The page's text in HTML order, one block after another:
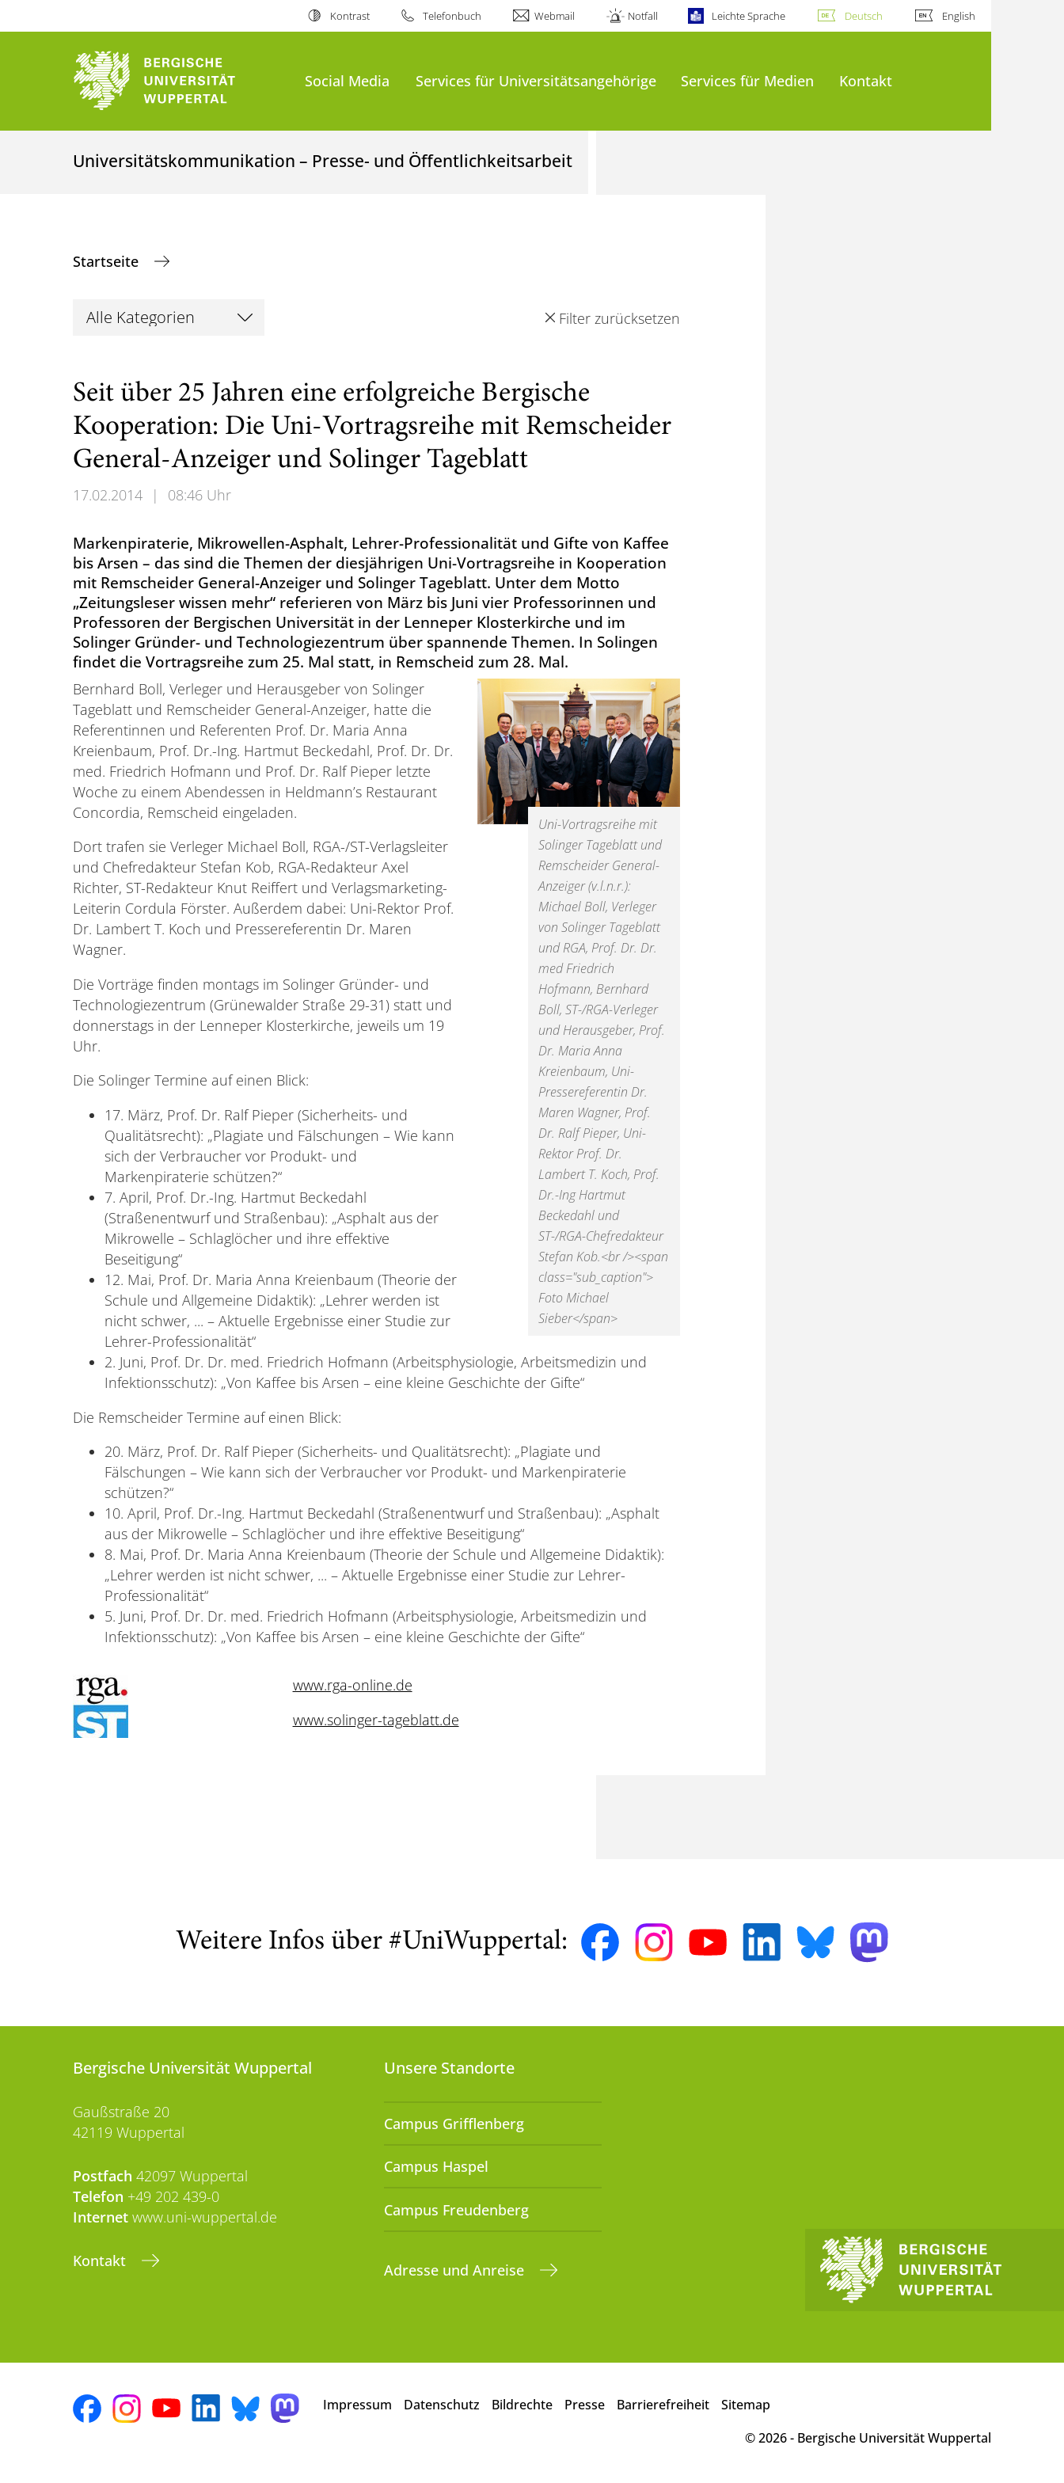
Kontrast Telefonbuch Webmail Notfall Leichte Sprache Deutsch English
Social Media Services für Universitätsangehörige Services für Medien Kontakt
Universitätskommunikation – Presse- und Öffentlichkeitsarbeit
Startseite
Filter zurücksetzen
Seit über 25 Jahren eine erfolgreiche Bergische
Kooperation: Die Uni-Vortragsreihe mit Remscheider
General-Anzeiger und Solinger Tageblatt
17.02.2014 | 08:46 Uhr
Markenpiraterie, Mikrowellen-Asphalt, Lehrer-Professionalität und Gifte von Kaffee
bis Arsen – das sind die Themen der diesjährigen Uni-Vortragsreihe in Kooperation
mit Remscheider General-Anzeiger und Solinger Tageblatt. Unter dem Motto
„Zeitungsleser wissen mehr“ referieren von März bis Juni vier Professorinnen und
Professoren der Bergischen Universität in der Lenneper Klosterkirche und im
Solinger Gründer- und Technologiezentrum über spannende Themen. In Solingen
findet die Vortragsreihe zum 25. Mal statt, in Remscheid zum 28. Mal.
Uni-Vortragsreihe mit
Solinger Tageblatt und
Remscheider General-
Anzeiger (v.l.n.r.):
Michael Boll, Verleger
von Solinger Tageblatt
und RGA, Prof. Dr. Dr.
med Friedrich
Hofmann, Bernhard
Boll, ST-/RGA-Verleger
und Herausgeber, Prof.
Dr. Maria Anna
Kreienbaum, Uni-
Pressereferentin Dr.
Maren Wagner, Prof.
Dr. Ralf Pieper, Uni-
Rektor Prof. Dr.
Lambert T. Koch, Prof.
Dr.-Ing Hartmut
Beckedahl und
ST-/RGA-Chefredakteur
Stefan Kob.<br /><span
class="sub_caption">
Foto Michael
Sieber</span>
Bernhard Boll, Verleger und Herausgeber von Solinger
Tageblatt und Remscheider General-Anzeiger, hatte die
Referentinnen und Referenten Prof. Dr. Maria Anna
Kreienbaum, Prof. Dr.-Ing. Hartmut Beckedahl, Prof. Dr. Dr.
med. Friedrich Hofmann und Prof. Dr. Ralf Pieper letzte
Woche zu einem Abendessen in Heldmann’s Restaurant
Concordia, Remscheid eingeladen.
Dort trafen sie Verleger Michael Boll, RGA-/ST-Verlagsleiter
und Chefredakteur Stefan Kob, RGA-Redakteur Axel
Richter, ST-Redakteur Knut Reiffert und Verlagsmarketing-
Leiterin Cordula Förster. Außerdem dabei: Uni-Rektor Prof.
Dr. Lambert T. Koch und Pressereferentin Dr. Maren
Wagner.
Die Vorträge finden montags im Solinger Gründer- und
Technologiezentrum (Grünewalder Straße 29-31) statt und
donnerstags in der Lenneper Klosterkirche, jeweils um 19
Uhr.
Die Solinger Termine auf einen Blick:
17. März, Prof. Dr. Ralf Pieper (Sicherheits- und
Qualitätsrecht): „Plagiate und Fälschungen – Wie kann
sich der Verbraucher vor Produkt- und
Markenpiraterie schützen?“
7. April, Prof. Dr.-Ing. Hartmut Beckedahl
(Straßenentwurf und Straßenbau): „Asphalt aus der
Mikrowelle – Schlaglöcher und ihre effektive
Beseitigung“
12. Mai, Prof. Dr. Maria Anna Kreienbaum (Theorie der
Schule und Allgemeine Didaktik): „Lehrer werden ist
nicht schwer, ... – Aktuelle Ergebnisse einer Studie zur
Lehrer-Professionalität“
2. Juni, Prof. Dr. Dr. med. Friedrich Hofmann (Arbeitsphysiologie, Arbeitsmedizin und
Infektionsschutz): „Von Kaffee bis Arsen – eine kleine Geschichte der Gifte“
Die Remscheider Termine auf einen Blick:
20. März, Prof. Dr. Ralf Pieper (Sicherheits- und Qualitätsrecht): „Plagiate und
Fälschungen – Wie kann sich der Verbraucher vor Produkt- und Markenpiraterie
schützen?“
10. April, Prof. Dr.-Ing. Hartmut Beckedahl (Straßenentwurf und Straßenbau): „Asphalt
aus der Mikrowelle – Schlaglöcher und ihre effektive Beseitigung“
8. Mai, Prof. Dr. Maria Anna Kreienbaum (Theorie der Schule und Allgemeine Didaktik):
„Lehrer werden ist nicht schwer, ... – Aktuelle Ergebnisse einer Studie zur Lehrer-
Professionalität“
5. Juni, Prof. Dr. Dr. med. Friedrich Hofmann (Arbeitsphysiologie, Arbeitsmedizin und
Infektionsschutz): „Von Kaffee bis Arsen – eine kleine Geschichte der Gifte“
www.rga-online.de
www.solinger-tageblatt.de
Weitere Infos über #UniWuppertal:
Bergische Universität Wuppertal
Gaußstraße 20
42119 Wuppertal
Postfach 42097 Wuppertal
Telefon +49 202 439-0
Internet www.uni-wuppertal.de
Kontakt
Unsere Standorte
Campus Grifflenberg
Campus Haspel
Campus Freudenberg
Adresse und Anreise
Impressum Datenschutz Bildrechte Presse Barrierefreiheit
Sitemap
© 2026 - Bergische Universität Wuppertal